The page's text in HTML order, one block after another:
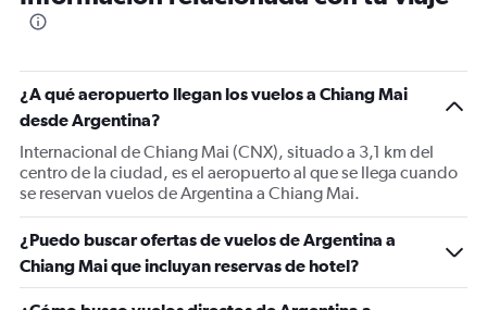
¿A qué aeropuerto llegan los vuelos a Chiang Mai
desde Argentina?
Internacional de Chiang Mai (CNX), situado a 3,1 km del
centro de la ciudad, es el aeropuerto al que se llega cuando
se reservan vuelos de Argentina a Chiang Mai.
¿Puedo buscar ofertas de vuelos de Argentina a
Chiang Mai que incluyan reservas de hotel?